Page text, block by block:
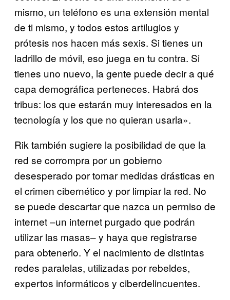
mismo, un teléfono es una extensión mental
de ti mismo, y todos estos artilugios y
prótesis nos hacen más sexis. Si tienes un
ladrillo de móvil, eso juega en tu contra. Si
tienes uno nuevo, la gente puede decir a qué
capa demográfica perteneces. Habrá dos
tribus: los que estarán muy interesados en la
tecnología y los que no quieran usarla».
Rik también sugiere la posibilidad de que la
red se corrompra por un gobierno
desesperado por tomar medidas drásticas en
el crimen cibernético y por limpiar la red. No
se puede descartar que nazca un permiso de
internet –un internet purgado que podrán
utilizar las masas– y haya que registrarse
para obtenerlo. Y el nacimiento de distintas
redes paralelas, utilizadas por rebeldes,
expertos informáticos y ciberdelincuentes.